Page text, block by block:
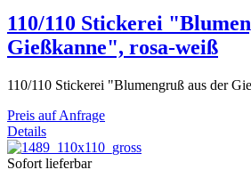
110/110 Stickerei
Gießkanne", rosa-weiß
110/110 Stickerei "Blumengruß aus der
Preis auf Anfrage
Details
Sofort lieferbar